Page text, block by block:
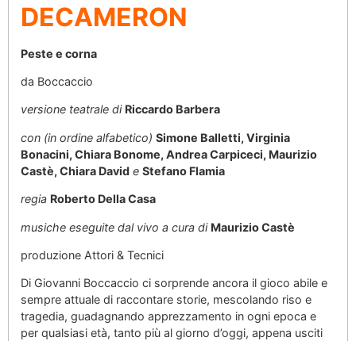
DECAMERON
Peste e corna
da Boccaccio
versione teatrale di Riccardo Barbera
con (in ordine alfabetico) Simone Balletti, Virginia
Bonacini, Chiara Bonome, Andrea Carpiceci, Maurizio
Castè, Chiara David e Stefano Flamia
regia Roberto Della Casa
musiche eseguite dal vivo a cura di Maurizio Castè
produzione Attori & Tecnici
Di Giovanni Boccaccio ci sorprende ancora il gioco abile e
sempre attuale di raccontare storie, mescolando riso e
tragedia, guadagnando apprezzamento in ogni epoca e
per qualsiasi età, tanto più al giorno d’oggi, appena usciti